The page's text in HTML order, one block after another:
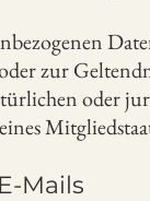
zur
oder
Mails